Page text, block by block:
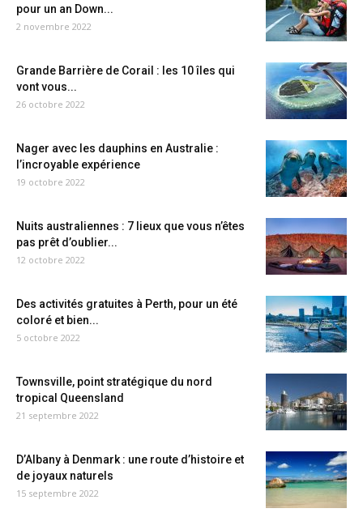
pour un an Down...
2 novembre 2022
Grande Barrière de Corail : les 10 îles qui
vont vous...
26 octobre 2022
Nager avec les dauphins en Australie :
l’incroyable expérience
19 octobre 2022
Nuits australiennes : 7 lieux que vous n’êtes
pas prêt d’oublier...
12 octobre 2022
Des activités gratuites à Perth, pour un été
coloré et bien...
5 octobre 2022
Townsville, point stratégique du nord
tropical Queensland
21 septembre 2022
D’Albany à Denmark : une route d’histoire et
de joyaux naturels
15 septembre 2022